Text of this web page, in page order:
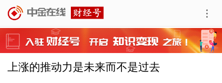
上涨的推动力是未来而不是过去